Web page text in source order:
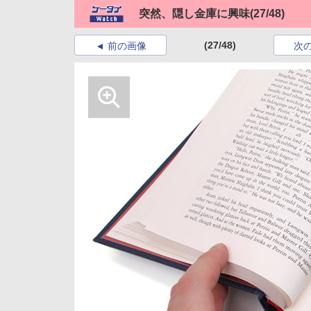
突然、隠し金庫に興味(27/48)
前の画像 (27/48) 次